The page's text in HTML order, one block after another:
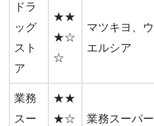
ドラ
ッグ
スト
ア
★★
★☆
☆
マツキヨ、ウ
エルシア
業務
スー
★★
★☆
業務スーパー